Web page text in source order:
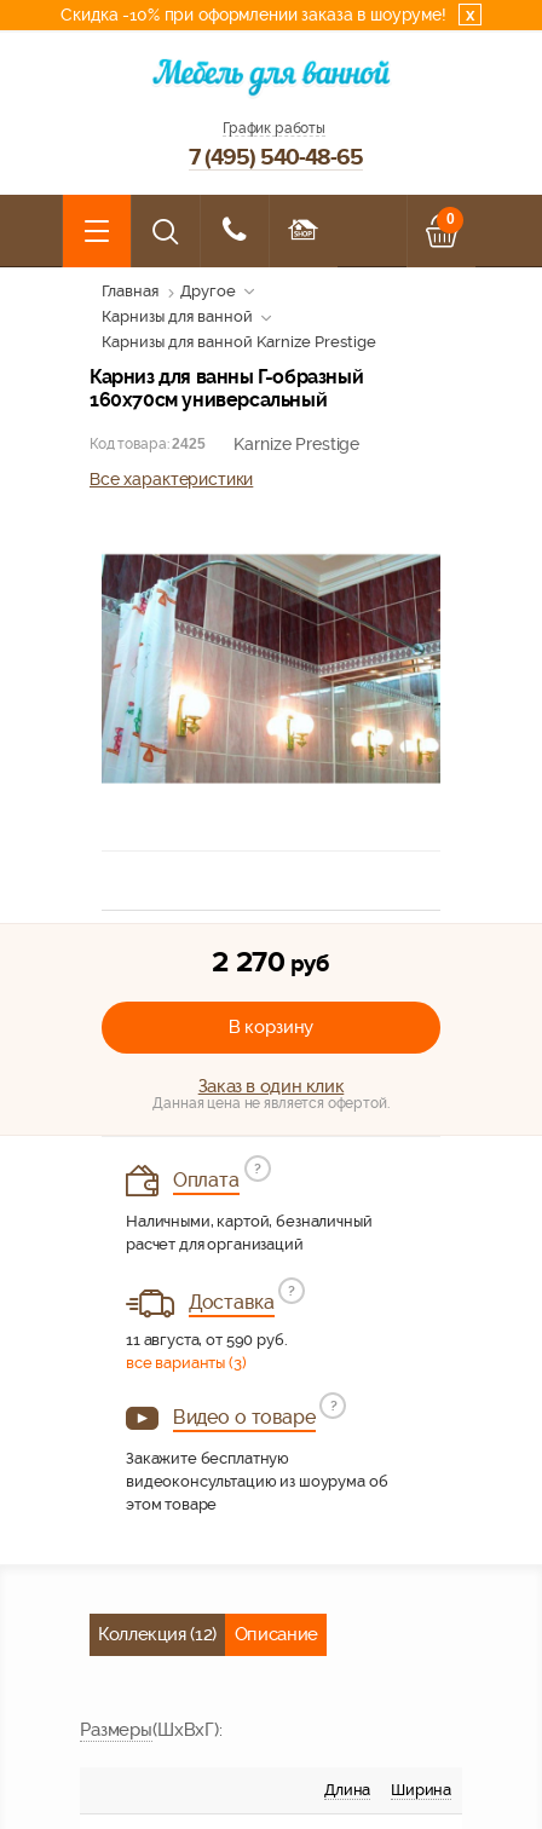
Скидка -10% при оформлении заказа в шоуруме! x
График работы
7 (495) 540-48-65
0
Главная
Другое
Карнизы для ванной
Карнизы для ванной Karnize Prestige
Карниз для ванны Г-образный
160x70см универсальный
Код товара: 2425
Karnize Prestige
Все характеристики
2 270 руб
В корзину
Заказ в один клик
Данная цена не является офертой.
Оплата
?
Наличными, картой, безналичный
расчет для организаций
Доставка
?
11 августа, от 590 руб.
все варианты (3)
Видео о товаре
?
Закажите бесплатную
видеоконсультацию из шоурума об
этом товаре
Коллекция (12) Описание
Размеры(ШхВхГ):
Длина Ширина